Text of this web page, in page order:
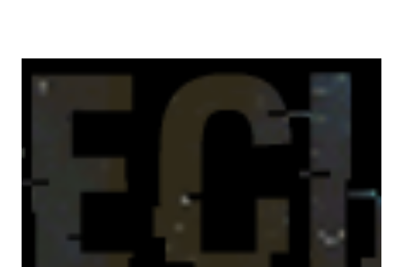
spaziare con i generi letterari e non limitarmi al fantasy.
Per farvi un esempio nel 2015 mi sembra di aver letto
troppi libri impegnativi e davvero pochi libri "leggeri", il
che non è sempre un bene. Credo che sia stata la principale
causa per il mio calo di letture. Comunque, ogni mese -
nessun giorno fisso, però - pubblicherò questo post.
Spero che la rubrica sia di vostro gradimento. GENNAIO
TBR+OBIETTIVI Questa è la mia tbr del mese...